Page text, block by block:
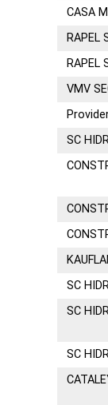
CASA
RAPEL
RAPEL
VMV
SC
SC
SC
SC